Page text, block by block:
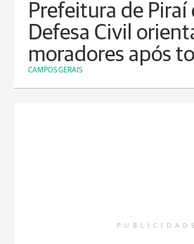
Prefeitura de Piraí
Defesa Civil
moradores após
CAMPOS GERAIS
PUBLICIDADE